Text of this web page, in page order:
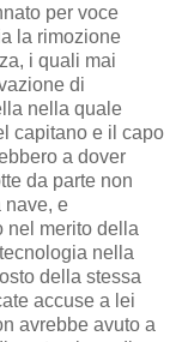
per voce
la rimozione
i quali mai
di
nella quale
capitano e il capo
a dover
da parte non
nave, e
nel merito della
nella
della stessa
accuse a lei
avrebbe avuto a